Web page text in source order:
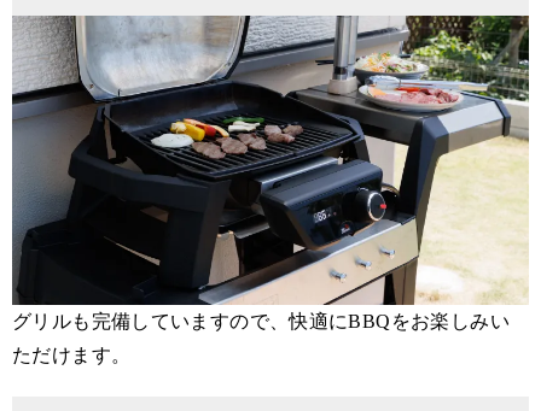
グリルも完備していますので、快適にBBQをお楽しみい
ただけます。